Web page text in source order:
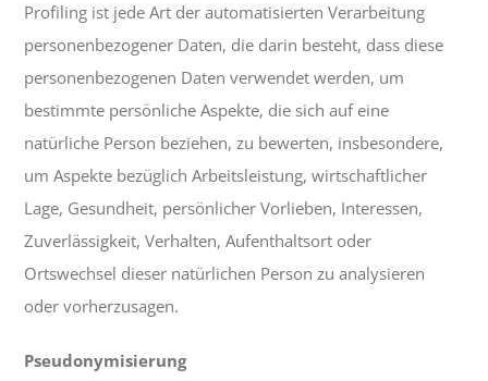
Profiling ist jede Art der automatisierten Verarbeitung
personenbezogener Daten, die darin besteht, dass diese
personenbezogenen Daten verwendet werden, um
bestimmte persönliche Aspekte, die sich auf eine
natürliche Person beziehen, zu bewerten, insbesondere,
um Aspekte bezüglich Arbeitsleistung, wirtschaftlicher
Lage, Gesundheit, persönlicher Vorlieben, Interessen,
Zuverlässigkeit, Verhalten, Aufenthaltsort oder
Ortswechsel dieser natürlichen Person zu analysieren
oder vorherzusagen.
Pseudonymisierung